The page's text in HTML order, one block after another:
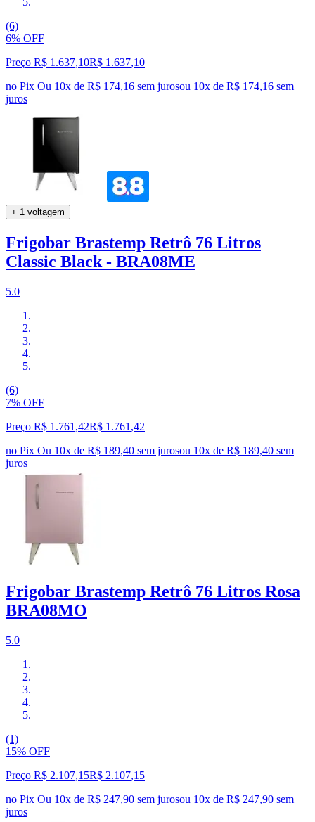
(6)
6% OFF
Preço R$ 1.637,10R$ 1.637,10
no Pix Ou 10x de R$ 174,16 sem jurosou 10x de R$ 174,16 sem
juros
+ 1 voltagem
Frigobar Brastemp Retrô 76 Litros
Classic Black - BRA08ME
5.0
(6)
7% OFF
Preço R$ 1.761,42R$ 1.761 ,42
no Pix Ou 10x de R$ 189,40 sem jurosou 10x de R$ 189,40 sem
juros
Frigobar Brastemp Retrô 76 Litros Rosa
BRA08MO
5.0
(1)
15% OFF
Preço R$ 2.107,15R$ 2.107,15
no Pix Ou 10x de R$ 247,90 sem jurosou 10x de R$ 247,90 sem
juros